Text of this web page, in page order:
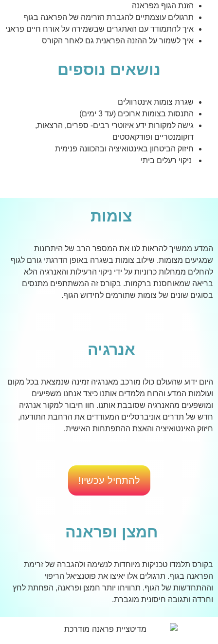
הזנת הגוף מפראנה
תרגולים עוצמתיים להגברת הזרימה של הפראנה בגוף
איך להתמודד עם האתגרים שבשמירה על אורח חיים פראני
איך לשמור על ההזנה הפראנית גם לאחר הקורס
נושאים נוספים
שגרת צומות אינטרוולים
התנסות בצומות ארוכים (עד 3 ימים)
גישה למקורות ידע איזוטרי רבים- ספרים, הרצאות,
דוקומנטריים ופודקאסטים
חיזוק הביטחון באינטואיציה ובהכוונה פנימית
ניקוי רעלים ביתי
צומות
המדע ממשיך להראות לנו את המספר הרב של היתרונות
שמגיעים מצומות. שילוב צומות בשגרה באופן הדרגתי גורם לגוף
להחלים ממחלות כרוניות על ידי ניקוי הרעילות והאנרגיה הלא
בריאה שמאוחסנת ברקמות. בקורס זה המשתתפים מתנסים
בסוגים שונים של צומות שתורמים לחידוש הגוף.
אנרגיה
היום ידוע שהעולם כולו מורכב מאנרגיה זמינה שנמצאת בכל מקום
ועולמות המדע והרוח מלמדים אותנו כיצד אנחנו משפיעים
ומושפעים מהאנרגיה שסובבת אותנו. חוו חיבור למקור אנרגיה
חדש של תדרים אוניברסליים המעודדים את הרחבת התודעה,
חיזוק האינטואיציה והאצת ההתפתחות האישית.
להתחיל עכשיו!
חמצן ופראנה
בקורס תלמדו טכניקות מיוחדות לנשימה ולהגברה של זרימת
הפראנה בגוף. תרגולים אלו יאיצו את פוטנציאל הריפוי
וההתחדשות של הגוף. תרוויחו יותר חמצן ופראנה, הפחתת לחץ
וחרדה ותגובה חיסונית מוגברת.